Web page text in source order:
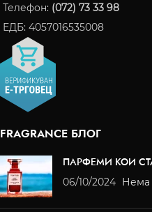
Телефон: (072) 73 33 98
ЕДБ: 4057016535008
FRAGRANCE БЛОГ
ПАРФЕМИ КОИ
06/10/2024 Нема